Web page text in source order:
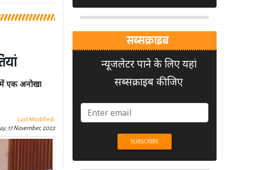
एक अनोखा
Last Modified:
17 November, 2022
सब्सक्राइब
न्यूजलेटर पाने के लिए यहां
सब्सक्राइब कीजिए